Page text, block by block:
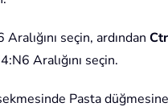
seçin, ardından
Aralığını seçin.
Pasta